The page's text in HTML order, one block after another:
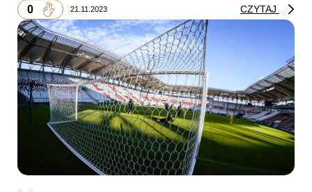
0 21.11.2023 CZYTAJ